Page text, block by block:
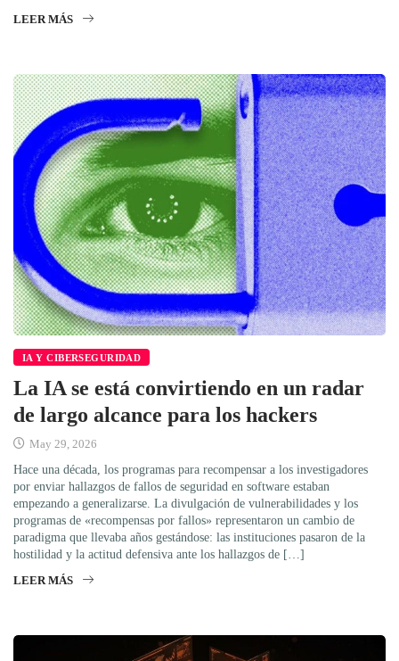
LEER MÁS
IA Y CIBERSEGURIDAD
La IA se está convirtiendo en un radar
de largo alcance para los hackers
May 29, 2026
Hace una década, los programas para recompensar a los investigadores
por enviar hallazgos de fallos de seguridad en software estaban
empezando a generalizarse. La divulgación de vulnerabilidades y los
programas de «recompensas por fallos» representaron un cambio de
paradigma que llevaba años gestándose: las instituciones pasaron de la
hostilidad y la actitud defensiva ante los hallazgos de […]
LEER MÁS